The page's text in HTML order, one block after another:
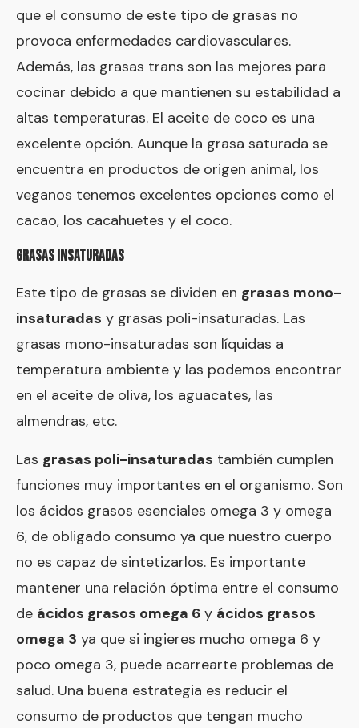
que el consumo de este tipo de grasas no
provoca enfermedades cardiovasculares.
Además, las grasas trans son las mejores para
cocinar debido a que mantienen su estabilidad a
altas temperaturas. El aceite de coco es una
excelente opción. Aunque la grasa saturada se
encuentra en productos de origen animal, los
veganos tenemos excelentes opciones como el
cacao, los cacahuetes y el coco.
GRASAS INSATURADAS
Este tipo de grasas se dividen en grasas mono-
insaturadas y grasas poli-insaturadas. Las
grasas mono-insaturadas son líquidas a
temperatura ambiente y las podemos encontrar
en el aceite de oliva, los aguacates, las
almendras, etc.
Las grasas poli-insaturadas también cumplen
funciones muy importantes en el organismo. Son
los ácidos grasos esenciales omega 3 y omega
6, de obligado consumo ya que nuestro cuerpo
no es capaz de sintetizarlos. Es importante
mantener una relación óptima entre el consumo
de ácidos grasos omega 6 y ácidos grasos
omega 3 ya que si ingieres mucho omega 6 y
poco omega 3, puede acarrearte problemas de
salud. Una buena estrategia es reducir el
consumo de productos que tengan mucho